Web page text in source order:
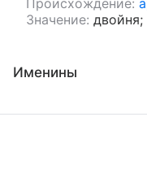
Происхождение:
Значение:
Именины